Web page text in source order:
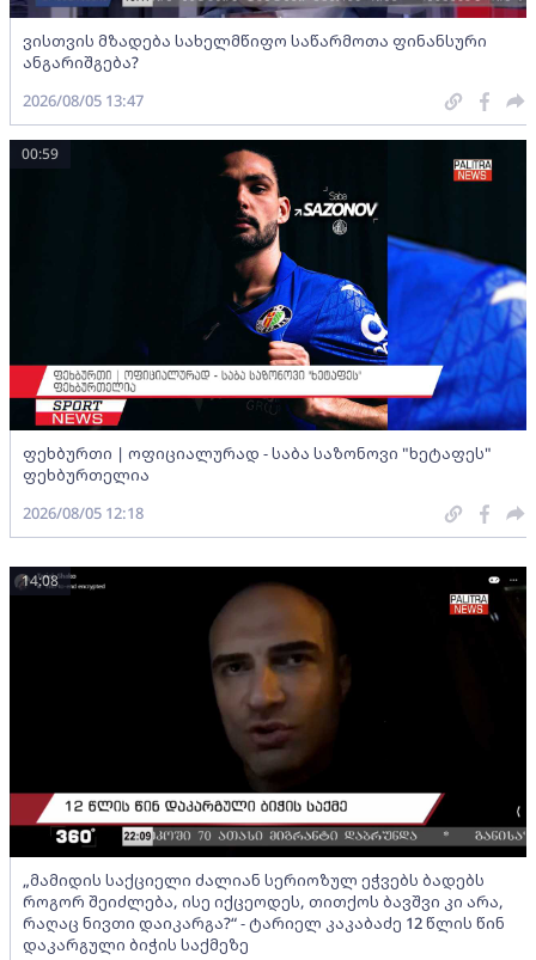
ვისთვის მზადება სახელმწიფო საწარმოთა ფინანსური
ანგარიშგება?
2026/08/05 13:47
ფეხბურთი | ოფიციალურად - საბა საზონოვი "ხეტაფეს"
ფეხბურთელია
00:59
2026/08/05 12:18
„მამიდის საქციელი ძალიან სერიოზულ ეჭვებს ბადებს
როგორ შეიძლება, ისე იქცეოდეს, თითქოს ბავშვი კი არა,
რაღაც ნივთი დაიკარგა?“ - ტარიელ კაკაბაძე 12 წლის წინ
დაკარგული ბიჭის საქმეზე
14:08